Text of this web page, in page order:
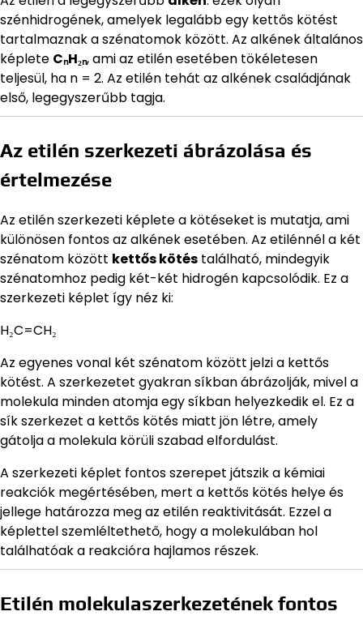
szénhidrogének, amelyek legalább egy kettős kötést
tartalmaznak a szénatomok között. Az alkének általános
képlete CₙH₂ₙ, ami az etilén esetében tökéletesen
teljesül, ha n = 2. Az etilén tehát az alkének családjának
első, legegyszerűbb tagja.
Az etilén szerkezeti ábrázolása és
értelmezése
Az etilén szerkezeti képlete a kötéseket is mutatja, ami
különösen fontos az alkének esetében. Az etilénnél a két
szénatom között kettős kötés található, mindegyik
szénatomhoz pedig két-két hidrogén kapcsolódik. Ez a
szerkezeti képlet így néz ki:
H₂C=CH₂
Az egyenes vonal két szénatom között jelzi a kettős
kötést. A szerkezetet gyakran síkban ábrázolják, mivel a
molekula minden atomja egy síkban helyezkedik el. Ez a
sík szerkezet a kettős kötés miatt jön létre, amely
gátolja a molekula körüli szabad elfordulást.
A szerkezeti képlet fontos szerepet játszik a kémiai
reakciók megértésében, mert a kettős kötés helye és
jellege határozza meg az etilén reaktivitását. Ezzel a
képlettel szemléltethető, hogy a molekulában hol
találhatóak a reakcióra hajlamos részek.
Etilén molekulaszerkezetének fontos